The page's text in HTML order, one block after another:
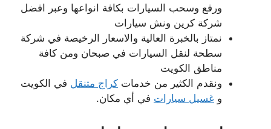
ورفع وسحب السيارات بكافة انواعها وعبر افضل
شركة كرين ونش سيارات
نمتاز بالخبرة العالية والاسعار الرخيصة في شركة
سطحة لنقل السيارات في صبحان ومن كافة
مناطق الكويت
ونقدم الكثير من خدمات كراج متنقل في الكويت
و غسيل سيارات في أي مكان.